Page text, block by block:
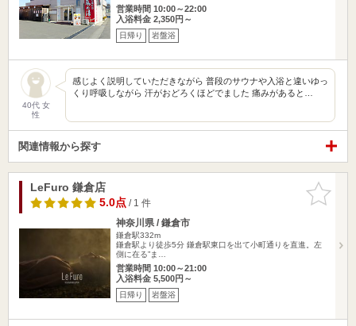
営業時間 10:00～22:00
入浴料金 2,350円～
日帰り 岩盤浴
40代 女
性
感じよく説明していただきながら 普段のサウナや入浴と違いゆっ
くり呼吸しながら 汗がおどろくほどでました 痛みがあると…
関連情報から探す
お気に入
りに追加
LeFuro 鎌倉店
5.0点/ 1 件
神奈川県 / 鎌倉市
鎌倉駅332m
鎌倉駅より徒歩5分 鎌倉駅東口を出て小町通りを直進。左
側に在る”ま…
営業時間 10:00～21:00
入浴料金 5,500円～
日帰り 岩盤浴